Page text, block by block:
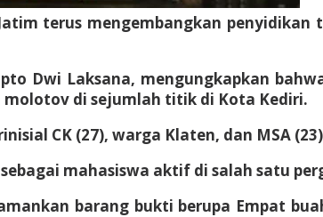
terus mengembangkan
Dwi Laksana, mengungkapkan
di sejumlah titik di Kota Kediri.
CK (27), warga Klaten, dan MSA
mahasiswa aktif di salah satu
barang bukti berupa Empat